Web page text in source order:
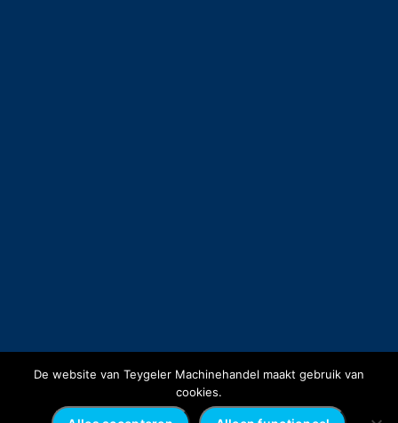
De website van Teygeler Machinehandel maakt gebruik van
cookies.